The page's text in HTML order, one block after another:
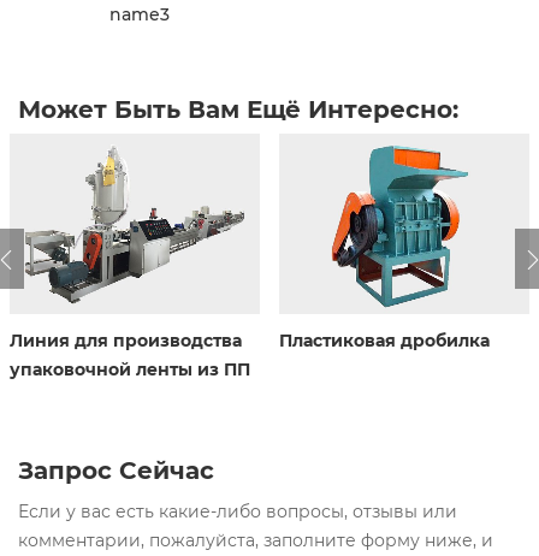
name3
Может Быть Вам Ещё Интересно:
Линия для производства
упаковочной ленты из ПП
Пластиковая дробилка
Запрос Сейчас
Если у вас есть какие-либо вопросы, отзывы или
комментарии, пожалуйста, заполните форму ниже, и